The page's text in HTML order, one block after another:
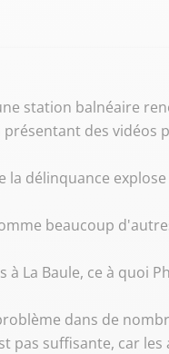
station balnéaire
des
la délinquance
beaucoup
La Baule, ce à quoi
dans de
pas suffisante, car